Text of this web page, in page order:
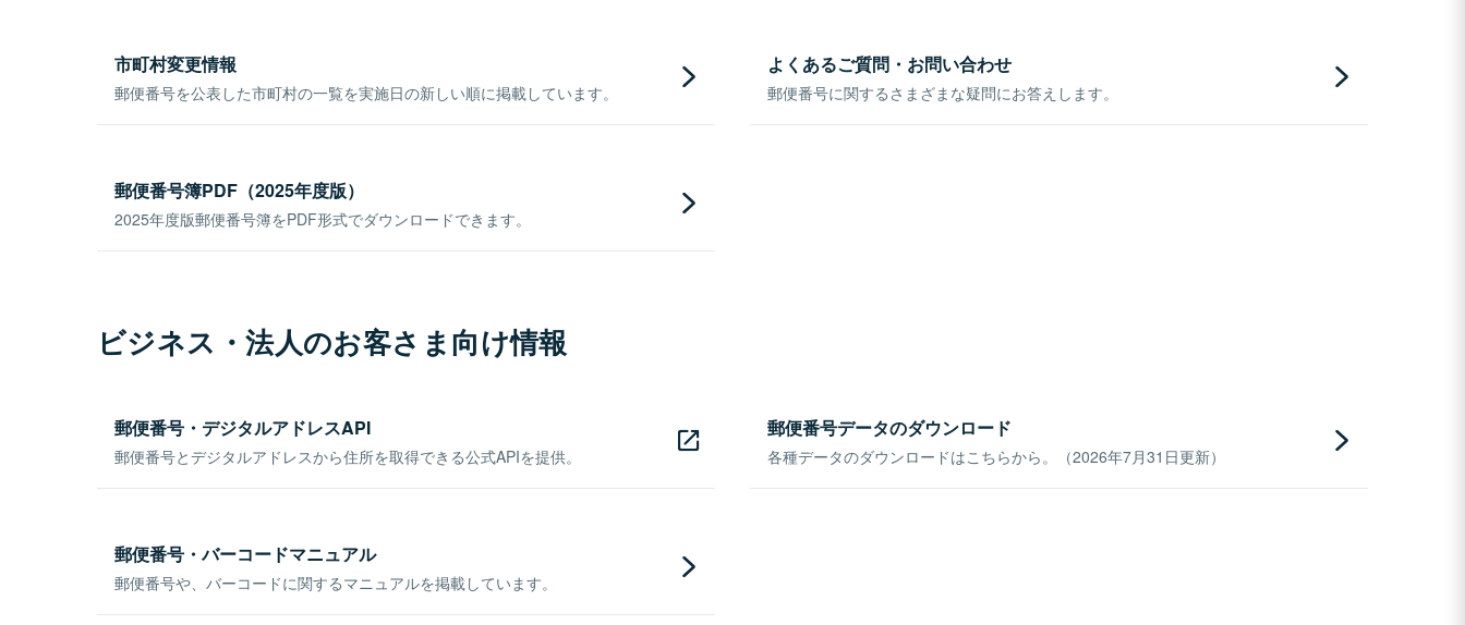
市町村変更情報
郵便番号を公表した市町村の一覧を実施日の新しい順に掲載しています。
よくあるご質問・お問い合わせ
郵便番号に関するさまざまな疑問にお答えします。
郵便番号簿PDF（2025年度版）
2025年度版郵便番号簿をPDF形式でダウンロードできます。
ビジネス・法人のお客さま向け情報
郵便番号・デジタルアドレスAPI
郵便番号とデジタルアドレスから住所を取得できる公式APIを提供。
郵便番号データのダウンロード
各種データのダウンロードはこちらから。（2026年7月31日更新）
郵便番号・バーコードマニュアル
郵便番号や、バーコードに関するマニュアルを掲載しています。